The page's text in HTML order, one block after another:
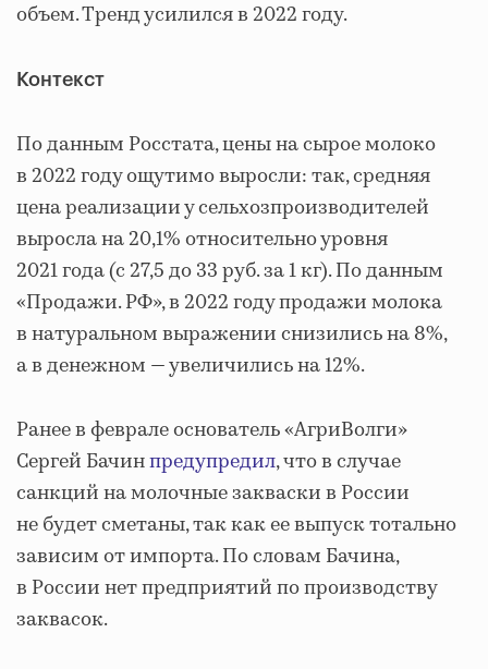
объем. Тренд усилился в 2022 году.
Контекст
По данным Росстата, цены на сырое молоко
в 2022 году ощутимо выросли: так, средняя
цена реализации у сельхозпроизводителей
выросла на 20,1% относительно уровня
2021 года (с 27,5 до 33 руб. за 1 кг). По данным
«Продажи. РФ», в 2022 году продажи молока
в натуральном выражении снизились на 8%,
а в денежном — увеличились на 12%.
Ранее в феврале основатель «АгриВолги»
Сергей Бачинпредупредил, что в случае
санкций на молочные закваски в России
не будет сметаны, так как ее выпуск тотально
зависим от импорта. По словам Бачина,
в России нет предприятий по производству
заквасок.